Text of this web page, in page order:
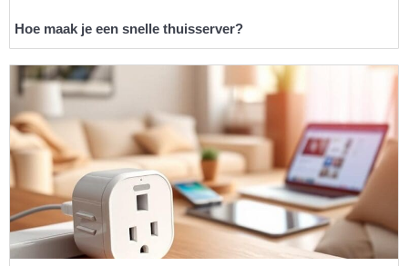
Hoe maak je een snelle thuisserver?